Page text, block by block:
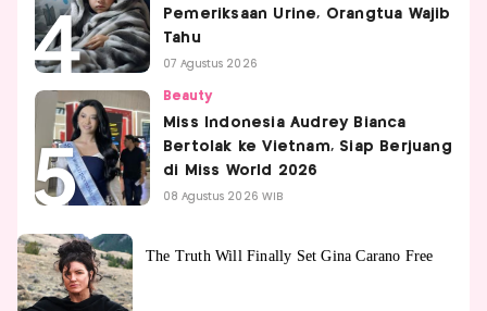
Pemeriksaan Urine, Orangtua Wajib
Tahu
07 Agustus 2026
Beauty
Miss Indonesia Audrey Bianca
Bertolak ke Vietnam, Siap Berjuang
di Miss World 2026
08 Agustus 2026 WIB